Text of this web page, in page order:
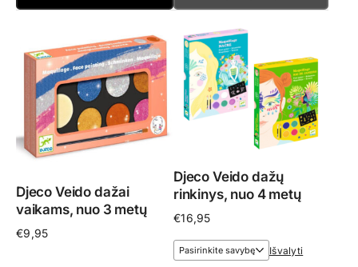
Djeco Veido dažai
vaikams, nuo 3 metų
€9,95
Djeco Veido dažų
rinkinys, nuo 4 metų
€16,95
Išvalyti